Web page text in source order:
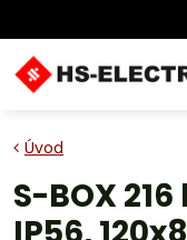
Úvod
S-BOX